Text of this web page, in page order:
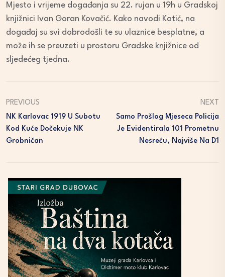
Mjesto i vrijeme događanja su 22. rujan u 19h u Gradskoj
knjižnici Ivan Goran Kovačić. Kako navodi Katić, na
događaj su svi dobrodošli te su ulaznice besplatne, a
može ih se preuzeti u prostoru Gradske knjižnice od
sljedećeg tjedna.
PREVIOUS
NK Karlovac 1919 U Subotu
Kod Kuće Dočekuje NK
Grobničan
NEXT
Samo Prošlog Mjeseca Policija
Je Evidentirala 101 Prometnu
Nesreću, Najviše Na D1